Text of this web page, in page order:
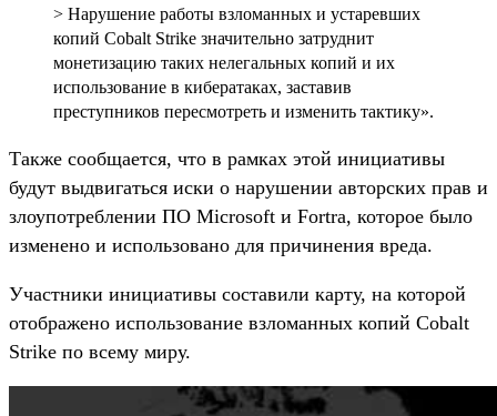
> Нарушение работы взломанных и устаревших
копий Cobalt Strike значительно затруднит
монетизацию таких нелегальных копий и их
использование в кибератаках, заставив
преступников пересмотреть и изменить тактику».
Также сообщается, что в рамках этой инициативы
будут выдвигаться иски о нарушении авторских прав и
злоупотреблении ПО Microsoft и Fortra, которое было
изменено и использовано для причинения вреда.
Участники инициативы составили карту, на которой
отображено использование взломанных копий Cobalt
Strike по всему миру.